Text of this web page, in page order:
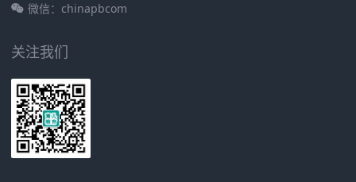
微信：chinapbcom
关注我们